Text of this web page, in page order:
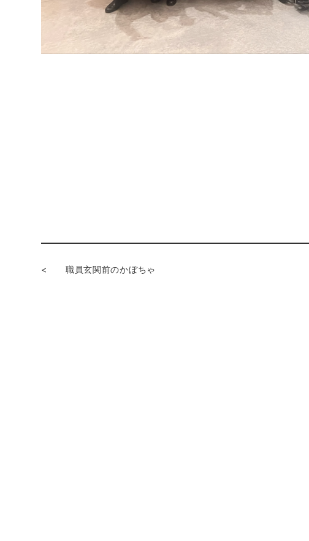
< 職員玄関前のかぼちゃ